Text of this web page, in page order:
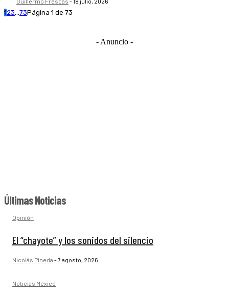
123...73Página 1 de 73
- Anuncio -
Últimas Noticias
Opinión
El “chayote” y los sonidos del silencio
Nicolás Pineda -7 agosto, 2026
Noticias México